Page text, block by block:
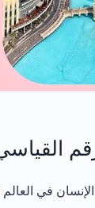
في العالم